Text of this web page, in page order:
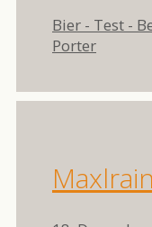
Kategorien
Bier - Test -
Schlagwörter
Porter